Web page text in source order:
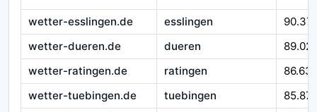
wetter-esslingen.de esslingen
wetter-dueren.de
dueren
wetter-ratingen.de
ratingen
wetter-tuebingen.de
tuebingen
85.871